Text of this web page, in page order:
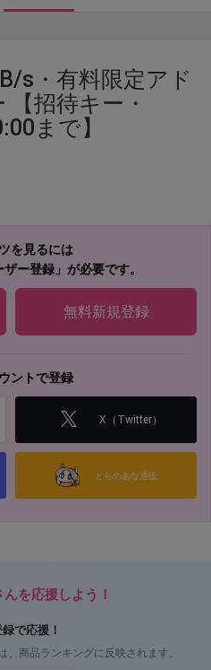
s・有料限定アド
招待キー・
まで】
を見るには
ー登録」が必要です。
無料新規登録
ントで登録
X（Twitter）
とらのあな通販
んを応援しよう！
で応援！
、商品ランキングに反映されます。